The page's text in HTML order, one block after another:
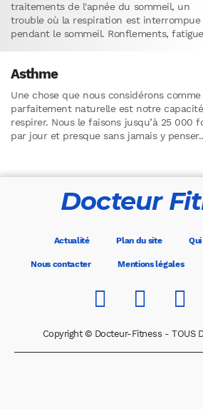
traitements de l'apnée du sommeil, un
trouble où la respiration est interrompue
pendant le sommeil. Ronflements,
peut affecter votre bien-être quotidien.
Asthme
Une chose que nous considérons comme
parfaitement naturelle est notre
respirer. Nous le faisons jusqu’à 25 000
par jour et presque sans jamais y penser.
Docteur
Actualité Plan du site
Nous contacter Mentions légales
Copyright © Docteur-Fitness - TOUS